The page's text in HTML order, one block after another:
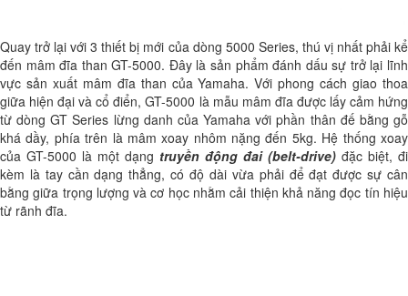
Quay trở lại với 3 thiết bị mới của dòng 5000 Series, thú vị nhất phải kể
đến mâm đĩa than GT-5000. Đây là sản phẩm đánh dấu sự trở lại lĩnh
vực sản xuất mâm đĩa than của Yamaha. Với phong cách giao thoa
giữa hiện đại và cổ điển, GT-5000 là mẫu mâm đĩa được lấy cảm hứng
từ dòng GT Series lừng danh của Yamaha với phần thân đế bằng gỗ
khá dầy, phía trên là mâm xoay nhôm nặng đến 5kg. Hệ thống xoay
của GT-5000 là một dạng truyền động đai (belt-drive) đặc biệt, đi
kèm là tay cần dạng thẳng, có độ dài vừa phải để đạt được sự cân
bằng giữa trọng lượng và cơ học nhằm cải thiện khả năng đọc tín hiệu
từ rãnh đĩa.